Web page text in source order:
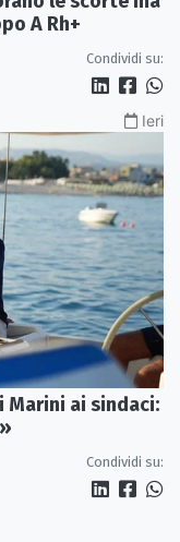
A Rh+
Condividi su:
Ieri
Marini ai sindaci:
Condividi su: